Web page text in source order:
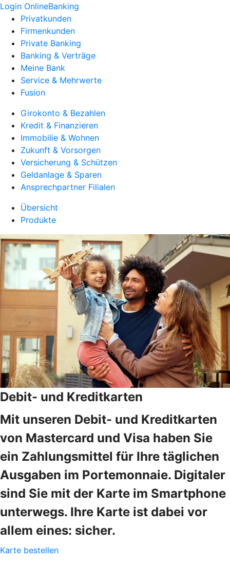
Login OnlineBanking
Privatkunden
Firmenkunden
Private Banking
Banking & Verträge
Meine Bank
Service & Mehrwerte
Fusion
Girokonto & Bezahlen
Kredit & Finanzieren
Immobilie & Wohnen
Zukunft & Vorsorgen
Versicherung & Schützen
Geldanlage & Sparen
Ansprechpartner Filialen
Übersicht
Produkte
Debit- und Kreditkarten
Mit unseren Debit- und Kreditkarten
von Mastercard und Visa haben Sie
ein Zahlungsmittel für Ihre täglichen
Ausgaben im Portemonnaie. Digitaler
sind Sie mit der Karte im Smartphone
unterwegs. Ihre Karte ist dabei vor
allem eines: sicher.
Karte bestellen